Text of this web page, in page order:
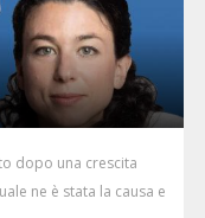
dopo una crescita
ne è stata la causa e